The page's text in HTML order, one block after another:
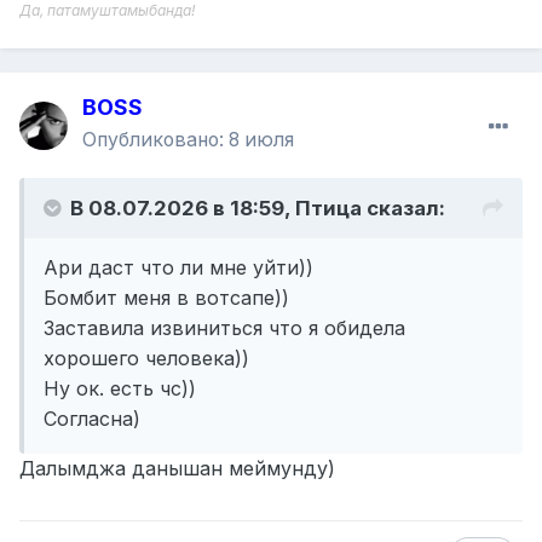
Да, патамуштамыбанда!
BOSS
Опубликовано: 8 июля
В 08.07.2026 в 18:59, Птица сказал:
Ари даст что ли мне уйти))
Бомбит меня в вотсапе))
Заставила извиниться что я обидела
хорошего человека))
Ну ок. есть чс))
Согласна)
Далымджа данышан меймунду)